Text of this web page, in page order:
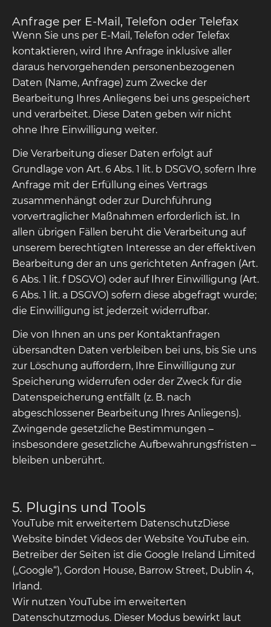
Anfrage per E-Mail, Telefon oder Telefax
Wenn Sie uns per E-Mail, Telefon oder Telefax
kontaktieren, wird Ihre Anfrage inklusive aller
daraus hervorgehenden personenbezogenen
Daten (Name, Anfrage) zum Zwecke der
Bearbeitung Ihres Anliegens bei uns gespeichert
und verarbeitet. Diese Daten geben wir nicht
ohne Ihre Einwilligung weiter.
Die Verarbeitung dieser Daten erfolgt auf
Grundlage von Art. 6 Abs. 1 lit. b DSGVO, sofern Ihre
Anfrage mit der Erfüllung eines Vertrags
zusammenhängt oder zur Durchführung
vorvertraglicher Maßnahmen erforderlich ist. In
allen übrigen Fällen beruht die Verarbeitung auf
unserem berechtigten Interesse an der effektiven
Bearbeitung der an uns gerichteten Anfragen (Art.
6 Abs. 1 lit. f DSGVO) oder auf Ihrer Einwilligung (Art.
6 Abs. 1 lit. a DSGVO) sofern diese abgefragt wurde;
die Einwilligung ist jederzeit widerrufbar.
Die von Ihnen an uns per Kontaktanfragen
übersandten Daten verbleiben bei uns, bis Sie uns
zur Löschung auffordern, Ihre Einwilligung zur
Speicherung widerrufen oder der Zweck für die
Datenspeicherung entfällt (z. B. nach
abgeschlossener Bearbeitung Ihres Anliegens).
Zwingende gesetzliche Bestimmungen –
insbesondere gesetzliche Aufbewahrungsfristen –
bleiben unberührt.
5. Plugins und Tools
YouTube mit erweitertem DatenschutzDiese
Website bindet Videos der Website YouTube ein.
Betreiber der Seiten ist die Google Ireland Limited
(„Google“), Gordon House, Barrow Street, Dublin 4,
Irland.
Wir nutzen YouTube im erweiterten
Datenschutzmodus. Dieser Modus bewirkt laut